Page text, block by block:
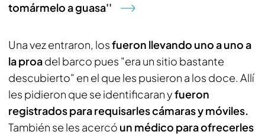
tomármelo a guasa''
Una vez entraron, losfueron llevando uno a uno a
la proadel barco pues "era un sitio bastante
descubierto" en el que les pusieron a los doce. Allí
les pidieron que se identificaran yfueron
registrados para requisarles cámaras y móviles.
También se les acercó un médico para ofrecerles